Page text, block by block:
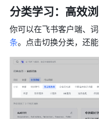
分类学习：高效
你可以在飞书客户端、
条。点击切换分类，还